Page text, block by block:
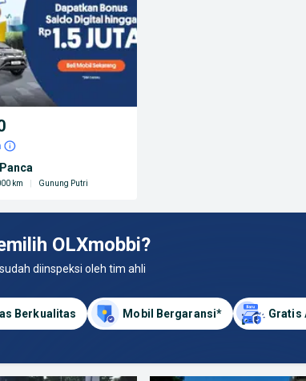
km Gunung Putri
OLXmobbi?
diinspeksi oleh tim ahli
Berkualitas Mobil Bergaransi* Gratis